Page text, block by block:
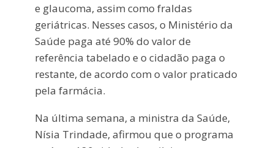
e glaucoma, assim como fraldas
geriátricas. Nesses casos, o Ministério da
Saúde paga até 90% do valor de
referência tabelado e o cidadão paga o
restante, de acordo com o valor praticado
pela farmácia.
Na última semana, a ministra da Saúde,
Nísia Trindade, afirmou que o programa